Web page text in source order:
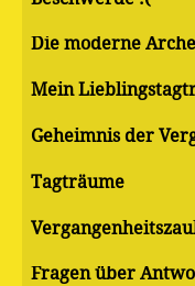
Die moderne
Mein
Geheimnis der
Tagträume
Fragen über